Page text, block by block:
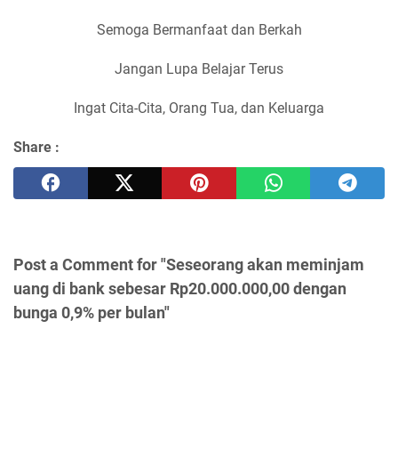
Semoga Bermanfaat dan Berkah
Jangan Lupa Belajar Terus
Ingat Cita-Cita, Orang Tua, dan Keluarga
Share :
Post a Comment for "Seseorang akan meminjam
uang di bank sebesar Rp20.000.000,00 dengan
bunga 0,9% per bulan"